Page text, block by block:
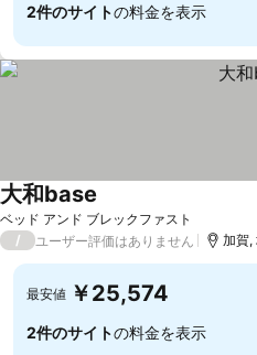
2件のサイトの料金を表示
ベッド アンド ブレックファスト
大和base
/ ユーザー評価はありません 加賀,
最安値 ￥25,574
2件のサイトの料金を表示